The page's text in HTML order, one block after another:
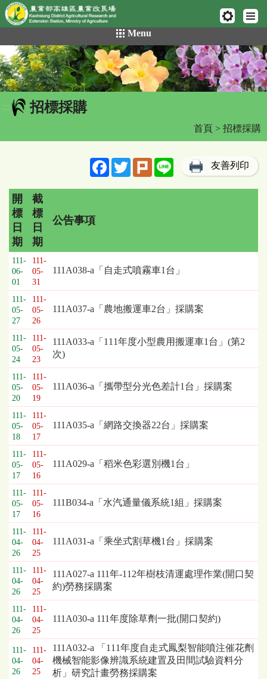
網頁置頂
到
主
要
內
容
區
Menu
::: 招標採購
首頁 > 招標採購
FacebookTwitterPlurk Line 友善列印
招
標
採
購
列
表，
欄
位
依
序
為：
開
標
日
期、
截
標
日
期、
公
告
事
項
開
標
日
期
截
標
日
期
公告事項
111-
06-
01
111-
05-
31
111A038-a「自走式噴霧車1台」
111-
05-
27
111-
05-
26
111A037-a「農地搬運車2台」採購案
111-
05-
24
111-
05-
23
111A033-a「111年度小型農用搬運車1台」(第2
次)
111-
05-
20
111-
05-
19
111A036-a「攜帶型分光色差計1台」採購案
111-
05-
18
111-
05-
17
111A035-a「網路交換器22台」採購案
111-
05-
17
111-
05-
16
111A029-a「稻米色彩選別機1台」
111-
05-
17
111-
05-
16
111B034-a「水汽通量儀系統1組」採購案
111-
04-
26
111-
04-
25
111A031-a「乘坐式割草機1台」採購案
111-
04-
26
111-
04-
25
111A027-a 111年-112年樹枝清運處理作業(開口契
約)勞務採購案
111-
04-
26
111-
04-
25
111A030-a 111年度除草劑一批(開口契約)
111-
04-
26
111-
04-
25
111A032-a 「111年度自走式鳳梨智能噴注催花劑
機械智能影像辨識系統建置及田間試驗資料分
析」研究計畫勞務採購案